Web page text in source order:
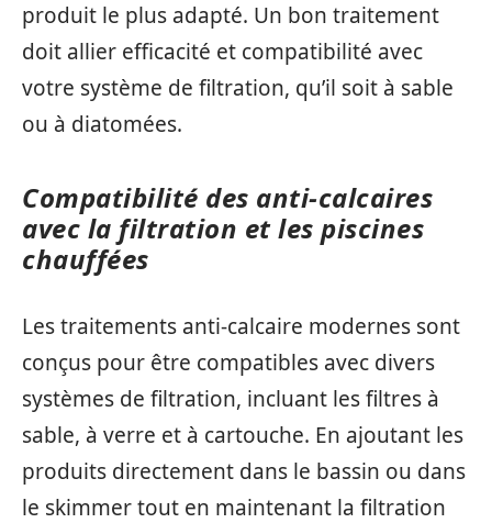
produit le plus adapté. Un bon traitement
doit allier efficacité et compatibilité avec
votre système de filtration, qu’il soit à sable
ou à diatomées.
Compatibilité des anti-calcaires
avec la filtration et les piscines
chauffées
Les traitements anti-calcaire modernes sont
conçus pour être compatibles avec divers
systèmes de filtration, incluant les filtres à
sable, à verre et à cartouche. En ajoutant les
produits directement dans le bassin ou dans
le skimmer tout en maintenant la filtration